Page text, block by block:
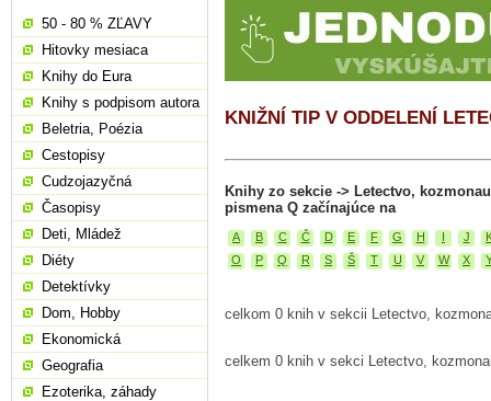
KNIŽNÍ TIP V ODDELENÍ
Knihy zo sekcie -> Letectvo,
pismena Q začínajúce na
A B C Č D E F G H J
O
P Q R S Š T U V W X
celkom 0 knih v sekcii Letectvo,
celkem 0 knih v sekci Letectvo,
50 - 80 % ZĽAVY
Hitovky mesiaca
Knihy do Eura
Knihy s podpisom autora
Beletria, Poézia
Cestopisy
Cudzojazyčná
Časopisy
Deti, Mládež
Diéty
Detektívky
Dom, Hobby
Ekonomická
Geografia
Ezoterika, záhady